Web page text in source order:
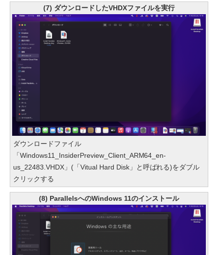
(7) ダウンロードしたVHDXファイルを実行
ダウンロードファイル
「Windows11_InsiderPreview_Client_ARM64_en-
us_22483.VHDX」(「Vitual Hard Disk」と呼ばれる)をダブル
クリックする
(8) ParallelsへのWindows 11のインストール